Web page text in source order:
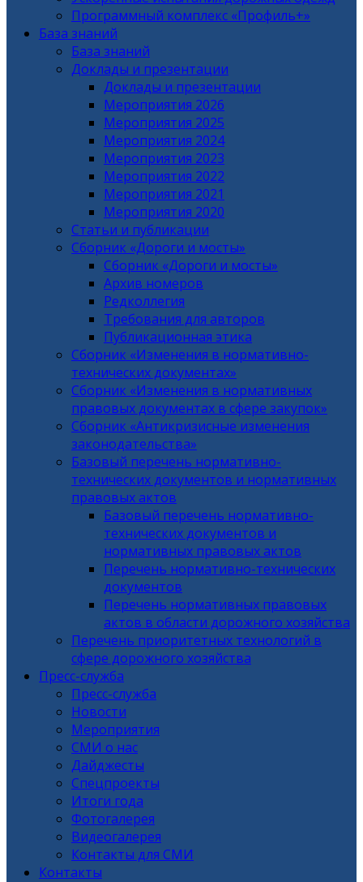
Программный комплекс «Профиль+»
База знаний
База знаний
Доклады и презентации
Доклады и презентации
Мероприятия 2026
Мероприятия 2025
Мероприятия 2024
Мероприятия 2023
Мероприятия 2022
Мероприятия 2021
Мероприятия 2020
Статьи и публикации
Сборник «Дороги и мосты»
Сборник «Дороги и мосты»
Архив номеров
Редколлегия
Требования для авторов
Публикационная этика
Сборник «Изменения в нормативно-
технических документах»
Сборник «Изменения в нормативных
правовых документах в сфере закупок»
Сборник «Антикризисные изменения
законодательства»
Базовый перечень нормативно-
технических документов и нормативных
правовых актов
Базовый перечень нормативно-
технических документов и
нормативных правовых актов
Перечень нормативно-технических
документов
Перечень нормативных правовых
актов в области дорожного хозяйства
Перечень приоритетных технологий в
сфере дорожного хозяйства
Пресс-служба
Пресс-служба
Новости
Мероприятия
СМИ о нас
Дайджесты
Спецпроекты
Итоги года
Фотогалерея
Видеогалерея
Контакты для СМИ
Контакты